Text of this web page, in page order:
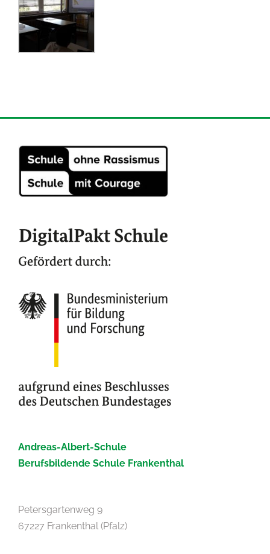
Andreas-Albert-Schule
Berufsbildende Schule Frankenthal
Petersgartenweg 9
67227 Frankenthal (Pfalz)